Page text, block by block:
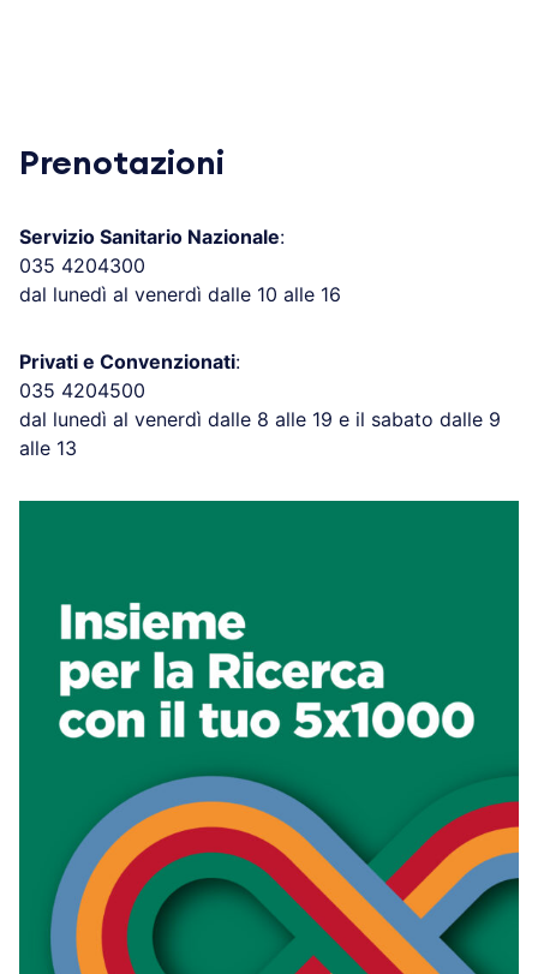
Prenotazioni
Servizio Sanitario Nazionale:
035 4204300
dal lunedì al venerdì dalle 10 alle 16
Privati e Convenzionati:
035 4204500
dal lunedì al venerdì dalle 8 alle 19 e il sabato dalle 9
alle 13